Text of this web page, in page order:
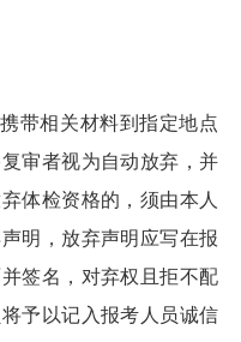
相关材料到指定地点
审者视为自动放弃，并
体检资格的，须由本人
明，放弃声明应写在报
签名，对弃权且拒不配
予以记入报考人员诚信